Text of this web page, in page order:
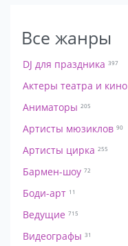
Все жанры
DJ для праздника 397
Актеры театра и кино
Аниматоры 205
Артисты мюзиклов 90
Артисты цирка 255
Бармен-шоу 72
Боди-арт 11
Ведущие 715
Видеографы 31